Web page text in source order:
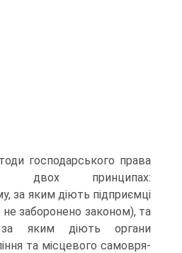
господарського права
двох принципах:
за яким діють підприємці
заборонено законом), та
за яким діють органи
та місцевого самовря­